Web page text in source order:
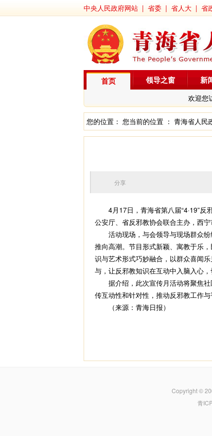
中央人民政府网站 | 省委 | 省人大 | 省
首页
欢迎您
领导之窗 新
您的位置： 您当前的位置 ： 青海省人民
分享
4月17日，青海省第八届“4·19”反
公安厅、省反邪教协会联合主办，西
活动现场，与会领导与现场群众纷
推向高潮。节目形式新颖、寓教于乐
识与艺术形式巧妙融合，以群众喜闻
与，让反邪教知识在互动中入脑入心
据介绍，此次宣传月活动将聚焦社
传互动性和针对性，推动反邪教工作
（来源：青海日报）
Copyright ©
青